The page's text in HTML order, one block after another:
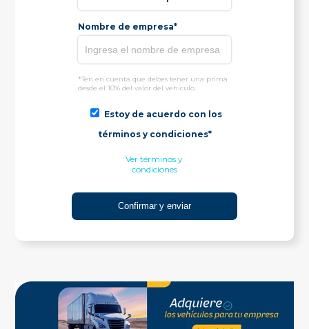
Nombre de empresa*
*Ten en cuenta que debes tener una prima
desde el 10% del valor del vehículo.
Estoy de acuerdo con los
términos y condiciones*
Ver términos y
condiciones